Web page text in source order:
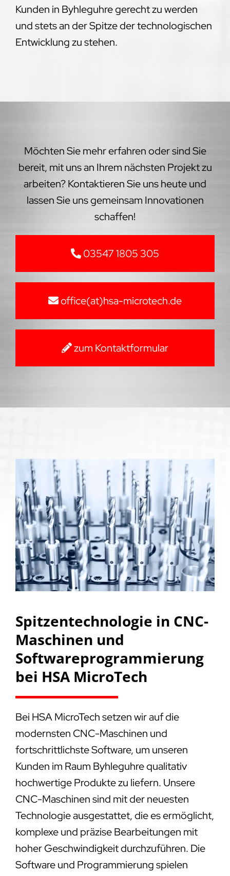
Kunden in Byhleguhre gerecht zu werden
und stets an der Spitze der technologischen
Entwicklung zu stehen.
Möchten Sie mehr erfahren oder sind Sie
bereit, mit uns an Ihrem nächsten Projekt zu
arbeiten? Kontaktieren Sie uns heute und
lassen Sie uns gemeinsam Innovationen
schaffen!
03547 1805 305
office(at)hsa-microtech.de
zum Kontaktformular
Spitzentechnologie in CNC-
Maschinen und
Softwareprogrammierung
bei HSA MicroTech
Bei HSA MicroTech setzen wir auf die
modernsten CNC-Maschinen und
fortschrittlichste Software, um unseren
Kunden im Raum Byhleguhre qualitativ
hochwertige Produkte zu liefern. Unsere
CNC-Maschinen sind mit der neuesten
Technologie ausgestattet, die es ermöglicht,
komplexe und präzise Bearbeitungen mit
hoher Geschwindigkeit durchzuführen. Die
Software und Programmierung spielen